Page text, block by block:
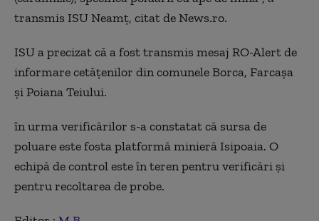
transmis ISU Neamţ, citat de News.ro.
ISU a precizat că a fost transmis mesaj RO-Alert de
informare cetăţenilor din comunele Borca, Farcaşa
şi Poiana Teiului.
în urma verificărilor s-a constatat că sursa de
poluare este fosta platformă minieră Isipoaia. O
echipă de control este în teren pentru verificări și
pentru recoltarea de probe.